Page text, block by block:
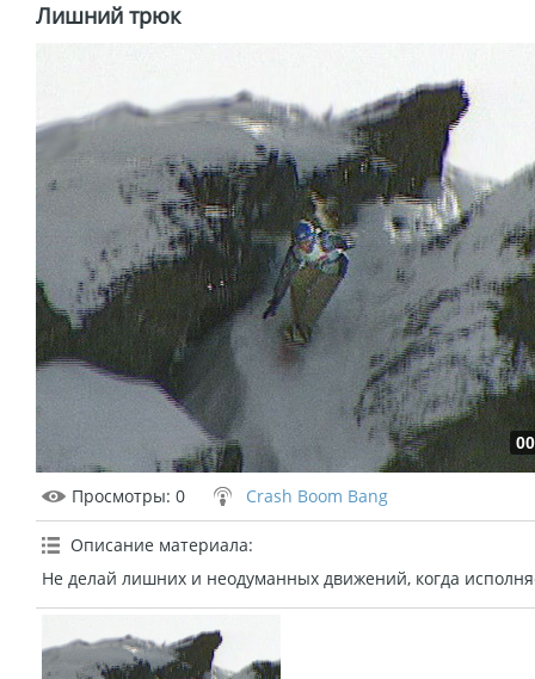
Лишний трюк
Просмотры: 0 Crash Boom Bang
Описание материала:
Не делай лишних и неодуманных движений, когда